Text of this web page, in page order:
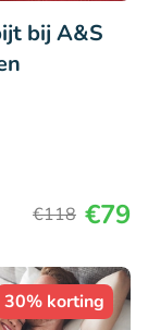
bij A&S
€118 €79
30% korting